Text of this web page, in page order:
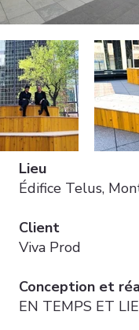
Lieu
Édifice Telus,
Client
Viva Prod
Conception et
EN TEMPS ET